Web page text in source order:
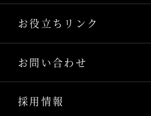
お役立ちリンク
お問い合わせ
採用情報